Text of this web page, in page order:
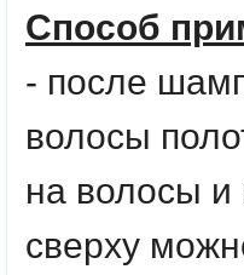
Способ
- после
волосы
на волосы и
сверху